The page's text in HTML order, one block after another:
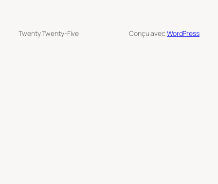
Twenty Twenty-Five Conçu avec WordPress